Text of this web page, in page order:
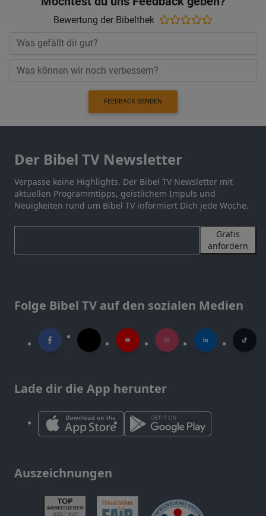
Bewertung der Bibelthek
FEEDBACK SENDEN
Der Bibel TV Newsletter
Verpasse keine Highlights. Der Bibel TV Newsletter mit
aktuellen Programmtipps, geistlichem Impuls und
Neuigkeiten rund um Bibel TV informiert Dich jede Woche.
Gratis
anfordern
Folge Bibel TV auf den sozialen Medien
Lade dir die App herunter
Auszeichnungen